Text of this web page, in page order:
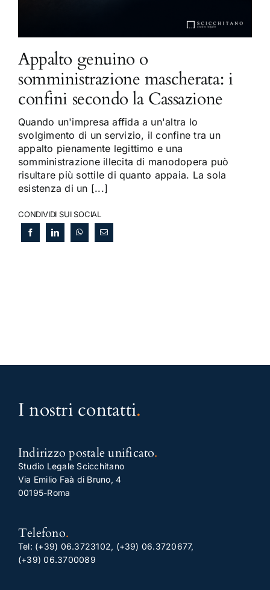
Appalto genuino o
somministrazione mascherata: i
confini secondo la Cassazione
Quando un'impresa affida a un'altra lo
svolgimento di un servizio, il confine tra un
appalto pienamente legittimo e una
somministrazione illecita di manodopera può
risultare più sottile di quanto appaia. La sola
esistenza di un [...]
CONDIVIDI SUI SOCIAL
I nostri contatti.
Indirizzo postale unificato.
Studio Legale Scicchitano
Via Emilio Faà di Bruno, 4
00195-Roma
Telefono.
Tel: (+39) 06.3723102, (+39) 06.3720677,
(+39) 06.3700089